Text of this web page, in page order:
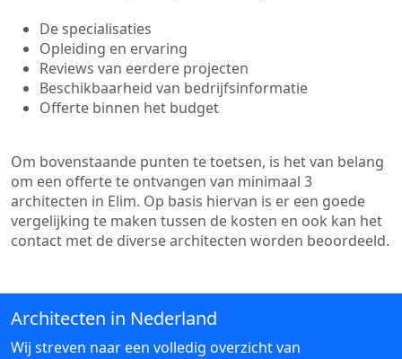
De specialisaties
Opleiding en ervaring
Reviews van eerdere projecten
Beschikbaarheid van bedrijfsinformatie
Offerte binnen het budget
Om bovenstaande punten te toetsen, is het van belang
om een offerte te ontvangen van minimaal 3
architecten in Elim. Op basis hiervan is er een goede
vergelijking te maken tussen de kosten en ook kan het
contact met de diverse architecten worden beoordeeld.
Architecten in Nederland
Wij streven naar een volledig overzicht van